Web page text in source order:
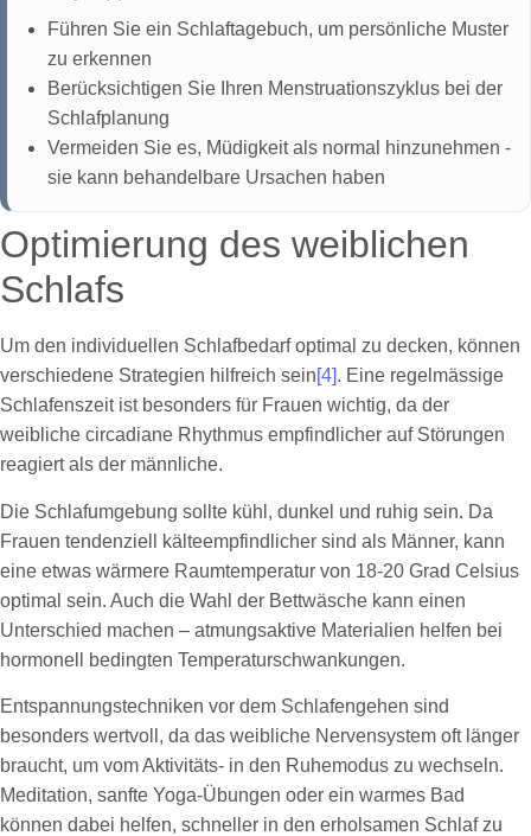
Führen Sie ein Schlaftagebuch, um persönliche Muster
zu erkennen
Berücksichtigen Sie Ihren Menstruationszyklus bei der
Schlafplanung
Vermeiden Sie es, Müdigkeit als normal hinzunehmen -
sie kann behandelbare Ursachen haben
Optimierung des weiblichen
Schlafs
Um den individuellen Schlafbedarf optimal zu decken, können
verschiedene Strategien hilfreich sein[4]. Eine regelmässige
Schlafenszeit ist besonders für Frauen wichtig, da der
weibliche circadiane Rhythmus empfindlicher auf Störungen
reagiert als der männliche.
Die Schlafumgebung sollte kühl, dunkel und ruhig sein. Da
Frauen tendenziell kälteempfindlicher sind als Männer, kann
eine etwas wärmere Raumtemperatur von 18-20 Grad Celsius
optimal sein. Auch die Wahl der Bettwäsche kann einen
Unterschied machen – atmungsaktive Materialien helfen bei
hormonell bedingten Temperaturschwankungen.
Entspannungstechniken vor dem Schlafengehen sind
besonders wertvoll, da das weibliche Nervensystem oft länger
braucht, um vom Aktivitäts- in den Ruhemodus zu wechseln.
Meditation, sanfte Yoga-Übungen oder ein warmes Bad
können dabei helfen, schneller in den erholsamen Schlaf zu